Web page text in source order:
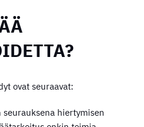
ovat seuraavat:
seurauksena hiertymisen